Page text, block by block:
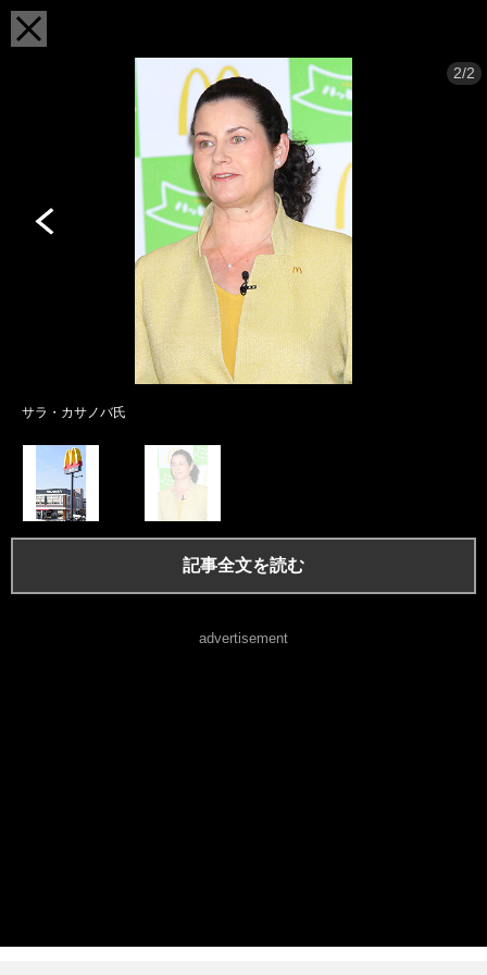
2/2
サラ・カサノバ氏
記事全文を読む
advertisement